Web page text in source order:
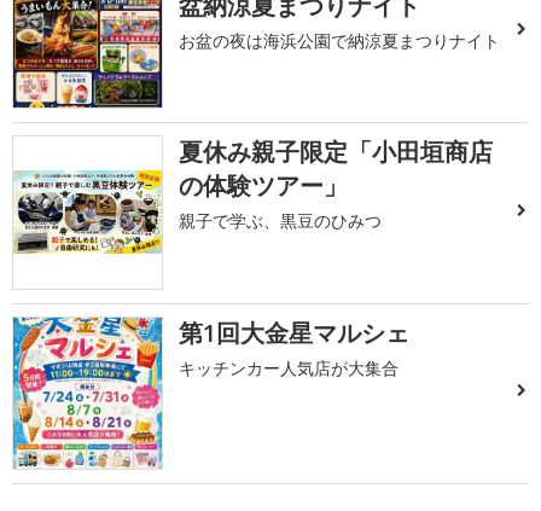
お盆の夜は海浜公園で納涼夏まつりナイト
夏休み親子限定「小田垣商店
の体験ツアー」
親子で学ぶ、黒豆のひみつ
第1回大金星マルシェ
キッチンカー人気店が大集合